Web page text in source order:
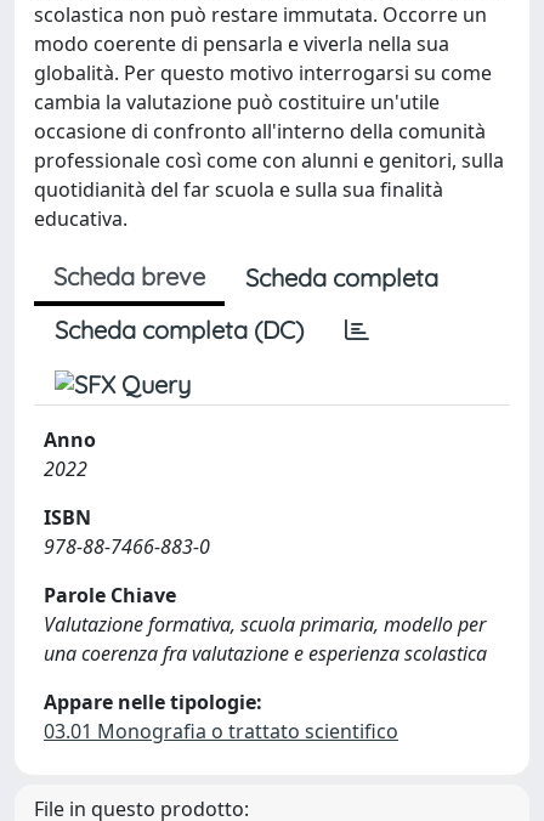
scolastica non può restare immutata. Occorre un
modo coerente di pensarla e viverla nella sua
globalità. Per questo motivo interrogarsi su come
cambia la valutazione può costituire un'utile
occasione di confronto all'interno della comunità
professionale così come con alunni e genitori, sulla
quotidianità del far scuola e sulla sua finalità
educativa.
Scheda breve
Scheda completa
Scheda completa (DC)
Anno
2022
ISBN
978-88-7466-883-0
Parole Chiave
Valutazione formativa, scuola primaria, modello per
una coerenza fra valutazione e esperienza scolastica
Appare nelle tipologie:
03.01 Monografia o trattato scientifico
File in questo prodotto: